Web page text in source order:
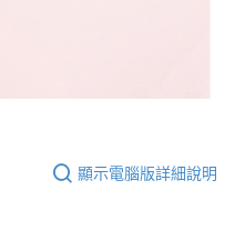
顯示電腦版詳細說明